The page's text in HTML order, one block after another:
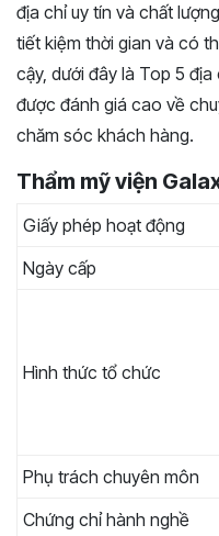
địa chỉ uy tín và chất
tiết kiệm thời gian và có
cậy, dưới đây là Top 5
được đánh giá cao về
chăm sóc khách hàng.
Thẩm mỹ viện
Giấy phép hoạt động
Ngày cấp
Hình thức tổ chức
Phụ trách chuyên môn
Chứng chỉ hành nghề